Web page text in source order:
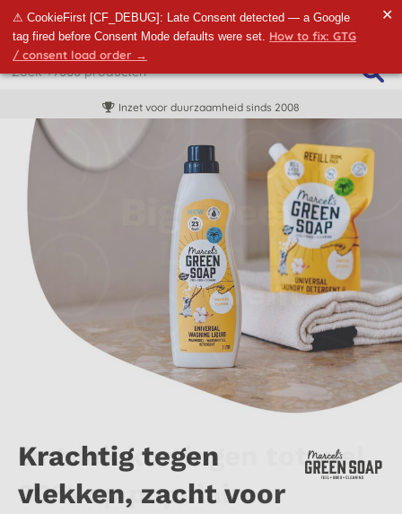
⚠ CookieFirst [CF_DEBUG]: Late Consent detected — a Google
tag fired before Consent Mode defaults were set. How to fix: GTG
/ consent load order →
✕
Inzet voor duurzaamheid sinds 2008
Ontdek kortingen tot wel
30% op populaire
Krachtig tegen
vlekken, zacht voor
Natuurlijk en
hypoallergeen
Van alle markten thuis
20% op Droguerie Ecologique Percarbonaat
Tot 20% korting op
Ecover Was